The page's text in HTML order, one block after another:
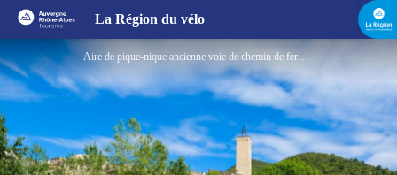
La Région du vélo
Aire de pique-nique ancienne voie de chemin de fer_Mollans-sur-Ouvèze - OTI Vaison Ventoux Tourisme